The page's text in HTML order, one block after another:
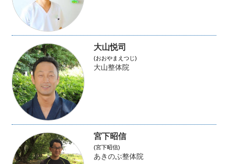
大山悦司
(おおやまえつじ)
大山整体院
宮下昭信
(宮下昭信)
あきのぶ整体院